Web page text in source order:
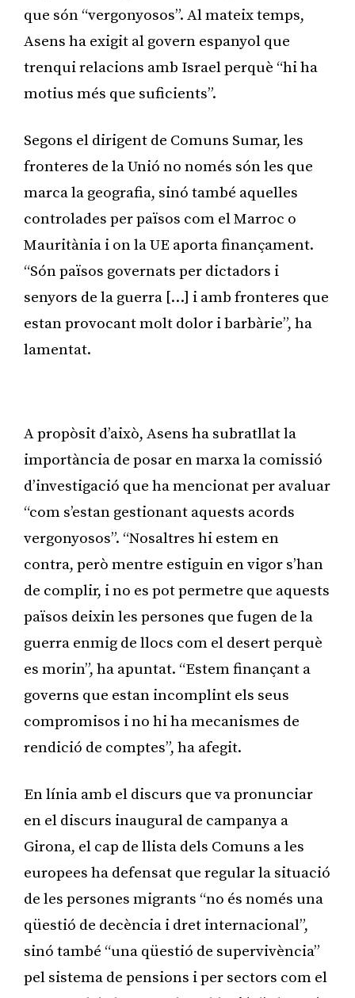
que són “vergonyosos”. Al mateix temps,
Asens ha exigit al govern espanyol que
trenqui relacions amb Israel perquè “hi ha
motius més que suficients”.
Segons el dirigent de Comuns Sumar, les
fronteres de la Unió no només són les que
marca la geografia, sinó també aquelles
controlades per països com el Marroc o
Mauritània i on la UE aporta finançament.
“Són països governats per dictadors i
senyors de la guerra […] i amb fronteres que
estan provocant molt dolor i barbàrie”, ha
lamentat.
A propòsit d’això, Asens ha subratllat la
importància de posar en marxa la comissió
d’investigació que ha mencionat per avaluar
“com s’estan gestionant aquests acords
vergonyosos”. “Nosaltres hi estem en
contra, però mentre estiguin en vigor s’han
de complir, i no es pot permetre que aquests
països deixin les persones que fugen de la
guerra enmig de llocs com el desert perquè
es morin”, ha apuntat. “Estem finançant a
governs que estan incomplint els seus
compromisos i no hi ha mecanismes de
rendició de comptes”, ha afegit.
En línia amb el discurs que va pronunciar
en el discurs inaugural de campanya a
Girona, el cap de llista dels Comuns a les
europees ha defensat que regular la situació
de les persones migrants “no és només una
qüestió de decència i dret internacional”,
sinó també “una qüestió de supervivència”
pel sistema de pensions i per sectors com el